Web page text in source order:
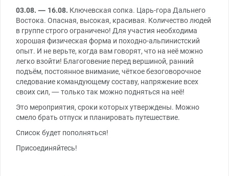
03.08. — 16.08. Ключевская сопка. Царь-гора Дальнего
Востока. Опасная, высокая, красивая. Количество людей
в группе строго ограничено! Для участия необходима
хорошая физическая форма и походно-альпинистский
опыт. И не верьте, когда вам говорят, что на неё можно
легко взойти! Благоговение перед вершиной, ранний
подъём, постоянное внимание, чёткое безоговорочное
следование командующему составу, напряжение всех
своих сил, — только так можно подняться на неё!
Это мероприятия, сроки которых утверждены. Можно
смело брать отпуск и планировать путешествие.
Список будет пополняться!
Присоединяйтесь!